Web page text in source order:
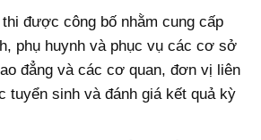
trị Nông sản
được công bố nhằm cung cấp
phụ huynh và phục vụ các cơ sở
đẳng và các cơ quan, đơn vị liên
tuyển sinh và đánh giá kết quả kỳ